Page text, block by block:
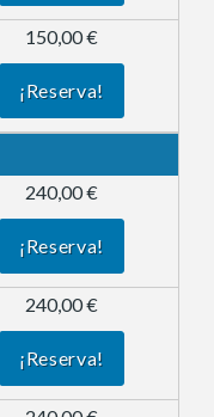
150,00 €
¡Reserva!
240,00 €
¡Reserva!
240,00 €
¡Reserva!